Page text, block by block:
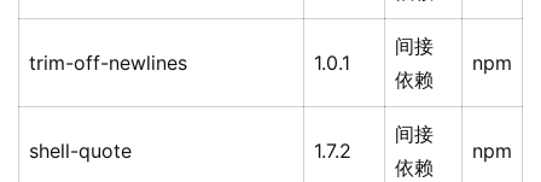
trim-off-newlines 1.0.1
间接
依赖
npm
shell-quote 1.7.2
间接
依赖
npm